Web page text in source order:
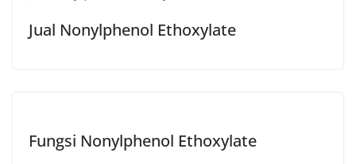
Jual Nonylphenol Ethoxylate
Fungsi Nonylphenol Ethoxylate